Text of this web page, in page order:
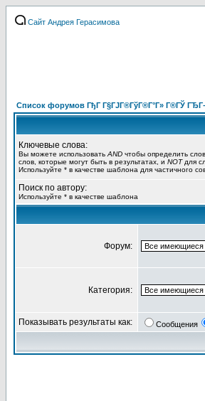
Сайт Андрея Герасимова
Список форумов ГђГ Г§ГЈГ®ГўГ®Г°Г» Г®ГЎ
Ключевые слова:
Вы можете использовать AND чтобы определить
слов, которые могут быть в результатах, и NOTдля
Используйте * в качестве шаблона для частичного
Поиск по автору:
Используйте * в качестве шаблона
Форум:
Категория:
Показывать результаты как: Сообщения